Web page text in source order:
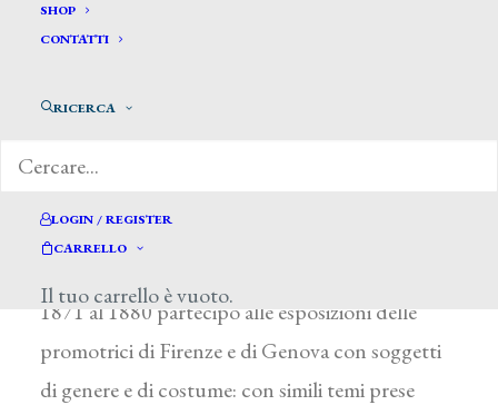
SHOP
CONTATTI
RICERCA
LOGIN / REGISTER
CARRELLO
Il tuo carrello è vuoto.
SANI ALESSANDRO
Scarse le notizie biografiche su questo pittore,
artistico internazionale (un suo dipinto è
1871 al 1880 partecipò alle esposizioni delle
promotrici di Firenze e di Genova con soggetti
di genere e di costume: con simili temi prese